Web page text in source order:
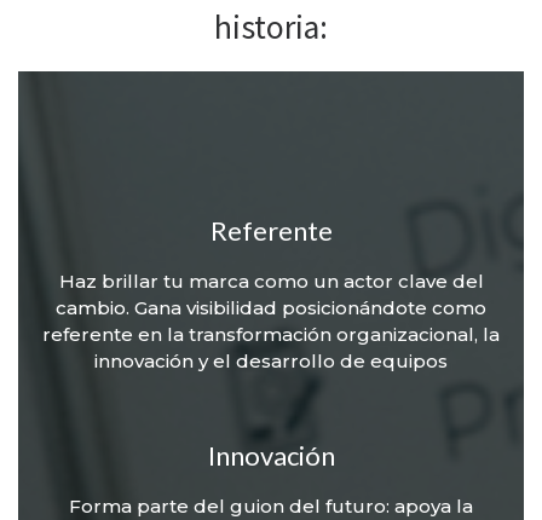
historia:
Referente
Haz brillar tu marca como un actor clave del
cambio. Gana visibilidad posicionándote como
referente en la transformación organizacional, la
innovación y el desarrollo de equipos
Innovación
Forma parte del guion del futuro: apoya la